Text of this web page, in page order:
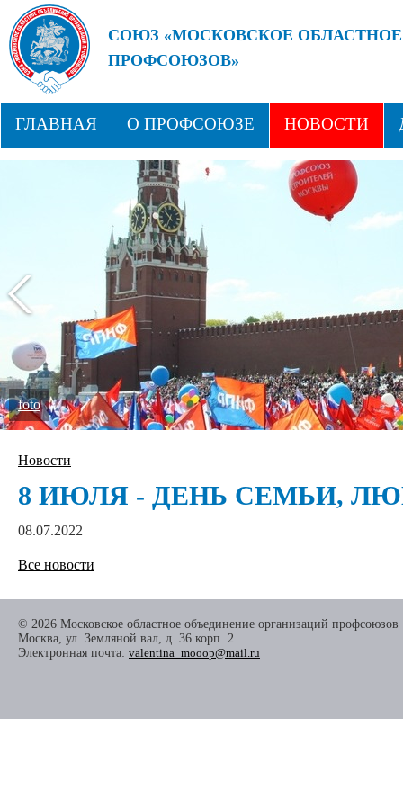
СОЮЗ «МОСКОВСКОЕ
ПРОФСОЮЗОВ»
ГЛАВНАЯ О ПРОФСОЮЗЕ НОВОСТИ
ПРОФСОЮЗНЫЕ ЗДРАВНИЦЫ
foto
Новости
8 ИЮЛЯ - ДЕНЬ СЕМЬИ,
08.07.2022
Все новости
© 2026 Московское областное объединение организаций профсоюзов
Москва, ул. Земляной вал, д. 36 корп. 2
Электронная почта: valentina_mooop@mail.ru